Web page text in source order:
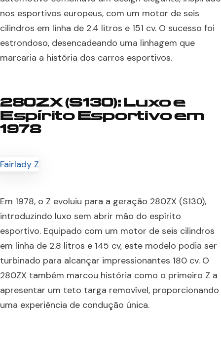
nos esportivos europeus, com um motor de seis
cilindros em linha de 2.4 litros e 151 cv. O sucesso foi
estrondoso, desencadeando uma linhagem que
marcaria a história dos carros esportivos.
280ZX (S130): Luxo e
Espírito Esportivo em
1978
Em 1978, o Z evoluiu para a geração 280ZX (S130),
introduzindo luxo sem abrir mão do espírito
esportivo. Equipado com um motor de seis cilindros
em linha de 2.8 litros e 145 cv, este modelo podia ser
turbinado para alcançar impressionantes 180 cv. O
280ZX também marcou história como o primeiro Z a
apresentar um teto targa removível, proporcionando
uma experiência de condução única.